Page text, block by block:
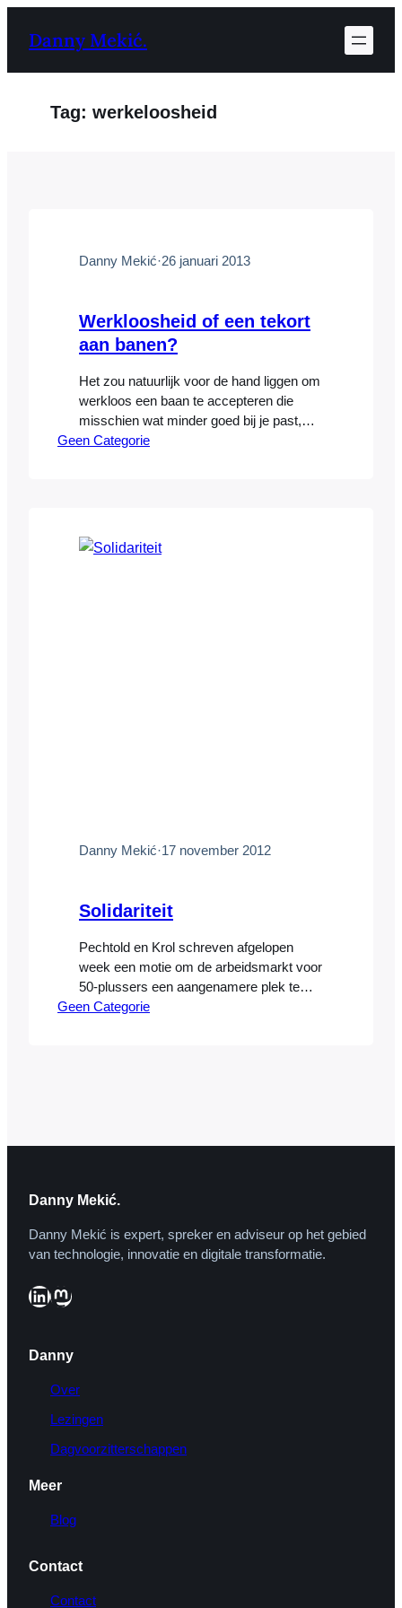
naarDanny Mekić.
Tag: werkeloosheid
Danny Mekić·26 januari 2013
Werkloosheid of een tekort
aan banen?
Het zou natuurlijk voor de hand liggen om
werkloos een baan te accepteren die
misschien wat minder goed bij je past,
maar vaak drijven dan juist allerlei
brengt…
Geen Categorie
Danny Mekić·17 november 2012
Solidariteit
Pechtold en Krol schreven afgelopen
week een motie om de arbeidsmarkt voor
50-plussers een aangenamere plek te
maken. Aangenamer ten koste van wie
Geen Categorie
Danny Mekić.
Danny Mekić is expert, spreker en adviseur op het gebied
van technologie, innovatie en digitale transformatie.
LinkedIn Mastodon
Danny
Over
Lezingen
Dagvoorzitterschappen
Meer
Blog
Contact
Contact